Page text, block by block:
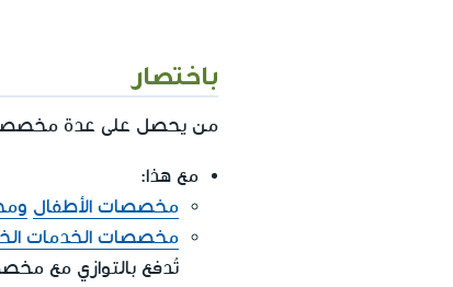
باختصار
من يحصل على عدة
مع هذا:
مخصصات الأطفال
مخصصات الخدمات
تُدفع بالتوازي مع